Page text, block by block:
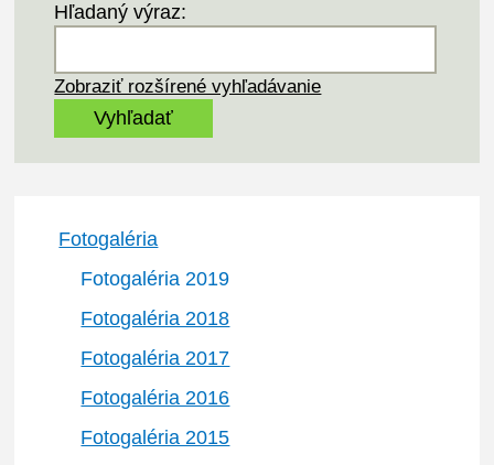
Hľadaný výraz:
Zobraziť rozšírené vyhľadávanie
Fotogaléria
Fotogaléria 2019
Fotogaléria 2018
Fotogaléria 2017
Fotogaléria 2016
Fotogaléria 2015